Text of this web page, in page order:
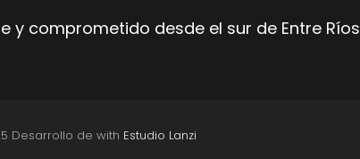
y comprometido desde el sur de Entre Ríos
Desarrollo de with Estudio Lanzi